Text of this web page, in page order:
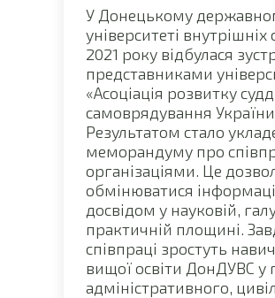
У Донецькому
університеті внутрішніх
2021 року відбулася
представниками
«Асоціація розвитку
самоврядування
Результатом стало
меморандуму про
організаціями. Це
обмінюватися
досвідом у науковій,
практичній площині.
співпраці зростуть
вищої освіти ДонДУВС у
адміністративного,